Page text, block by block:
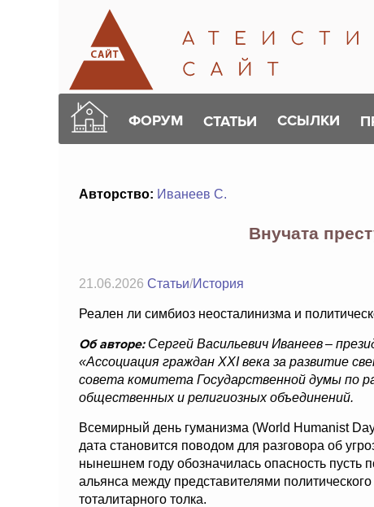
ФОРУМ СТАТЬИ ССЫЛКИ
Авторство: Иванеев С.
Внучата
21.06.2026 Статьи/История
Реален ли симбиоз неосталинизма и
Об авторе:Сергей Васильевич Иванеев –
«Ассоциация граждан XXI века за развитие
совета комитета Государственной думы по
общественных и религиозных объединений.
Всемирный день гуманизма (World Humanist
дата становится поводом для разговора об
нынешнем году обозначилась опасность
альянса между представителями
тоталитарного толка.